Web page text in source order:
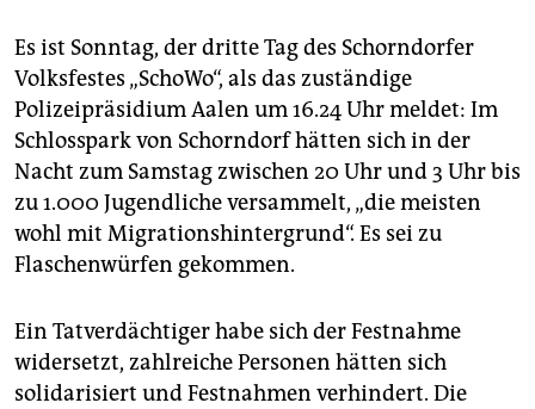
Es ist Sonntag, der dritte Tag des Schorndorfer
Volksfestes „SchoWo“, als das zuständige
Polizeipräsidium Aalen um 16.24 Uhr meldet: Im
Schlosspark von Schorndorf hätten sich in der
Nacht zum Samstag zwischen 20 Uhr und 3 Uhr bis
zu 1.000 Jugendliche versammelt, „die meisten
wohl mit Migra­tions­hintergrund“. Es sei zu
Flaschenwürfen gekommen.
Ein Tatverdächtiger habe sich der Festnahme
widersetzt, zahlreiche Personen hätten sich
solidarisiert und Festnahmen verhindert. Die